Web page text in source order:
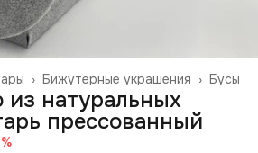
Бусы
Бижутерные украшения ›
›
натуральных
прессованный
%